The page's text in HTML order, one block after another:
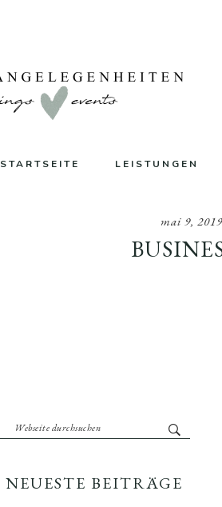
STARTSEITE LEISTUNGEN
mai 9, 2019
NEUESTE BEITRÄGE